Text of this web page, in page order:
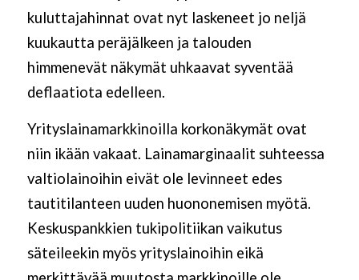
kuluttajahinnat ovat nyt laskeneet jo neljä
kuukautta peräjälkeen ja talouden
himmenevät näkymät uhkaavat syventää
deflaatiota edelleen.
Yrityslainamarkkinoilla korkonäkymät ovat
niin ikään vakaat. Lainamarginaalit suhteessa
valtiolainoihin eivät ole levinneet edes
tautitilanteen uuden huononemisen myötä.
Keskuspankkien tukipolitiikan vaikutus
säteileekin myös yrityslainoihin eikä